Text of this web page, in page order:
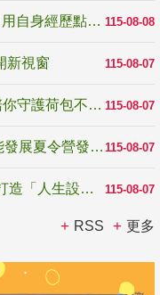
115-08-08
教育家人物典範 發明大王林永禎教授 用自身經歷點亮學生的路
115-08-07
115-08-07
反詐騙宣導_防詐有道，霹靂布袋戲陪你守護荷包不受騙
115-08-07
跨越限制，探索潛能！115年多元潛能發展夏令營發掘生命無限可能
115-08-07
高齡不是終點而是夢想起點！教育部打造「人生設計夢工場」 參展第3屆高齡健康產業博覽會
RSS 更多